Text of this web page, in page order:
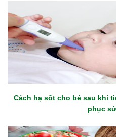
Cách hạ sốt cho bé sau khi
phục